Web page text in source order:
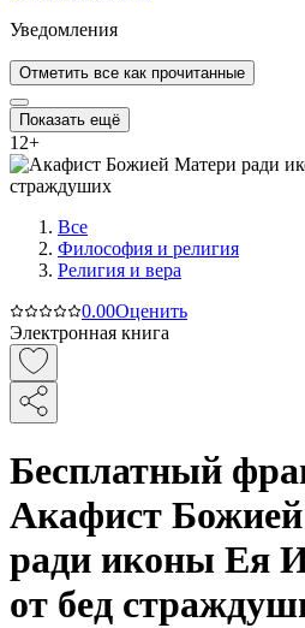
Уведомления
Отметить все как прочитанные
Показать ещё
12+
Все
Философия и религия
Религия и вера
0.00Оценить
Электронная книга
Бесплатный
Акафист
ради иконы Ея
от бед